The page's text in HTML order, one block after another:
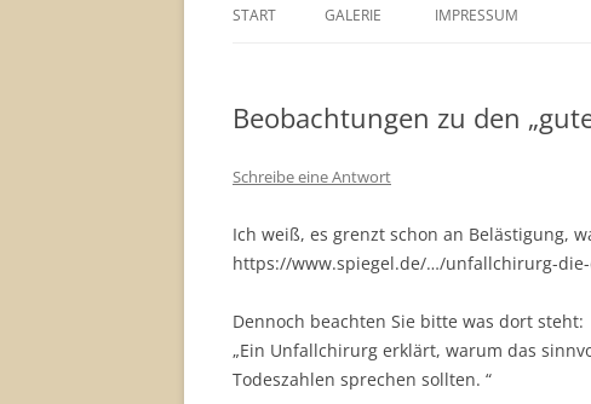
START GALERIE IMPRESSUM
Beobachtungen zu den
Schreibe eine Antwort
Ich weiß, es grenzt schon an Belästigung,
https://www.spiegel.de/…/unfallchirurg-
Dennoch beachten Sie bitte was dort steht:
„Ein Unfallchirurg erklärt, warum das
Todeszahlen sprechen sollten. “